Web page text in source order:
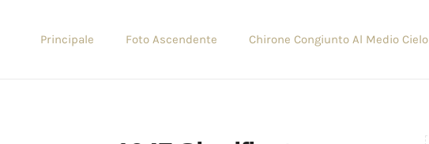
Principale Foto Ascendente Chirone Congiunto Al Medio Cielo